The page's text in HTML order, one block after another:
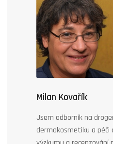
Milan Kovařík
Jsem odborník na
dermokosmetiku a péči